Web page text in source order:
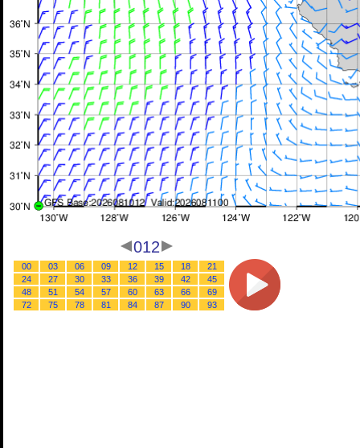
012
00 03 06 09 12 15 18
21
24
27 30 33 36 39 42
45
48
51 54 57 60 63 66
69
72
75 78 81 84 87 90 93